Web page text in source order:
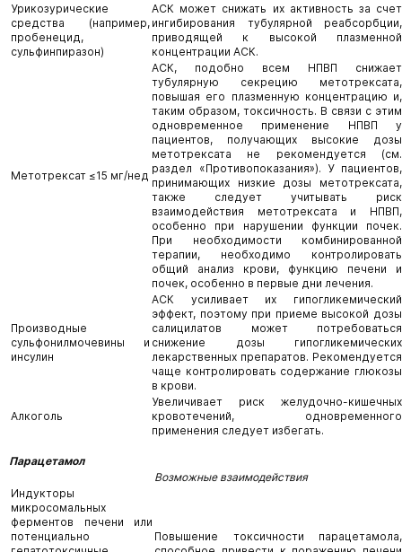
Урикозурические
средства (например,
пробенецид,
сульфинпиразон)
АСК может снижать их активность за счет
ингибирования тубулярной реабсорбции,
приводящей к высокой плазменной
концентрации АСК.
Метотрексат ≤15 мг/нед
АСК, подобно всем НПВП снижает
тубулярную секрецию метотрексата,
повышая его плазменную концентрацию и,
таким образом, токсичность. В связи с этим
одновременное применение НПВП у
пациентов, получающих высокие дозы
метотрексата не рекомендуется (см.
раздел «Противопоказания»). У пациентов,
принимающих низкие дозы метотрексата,
также следует учитывать риск
взаимодействия метотрексата и НПВП,
особенно при нарушении функции почек.
При необходимости комбинированной
терапии, необходимо контролировать
общий анализ крови, функцию печени и
почек, особенно в первые дни лечения.
Производные
сульфонилмочевины и
инсулин
АСК усиливает их гипогликемический
эффект, поэтому при приеме высокой дозы
салицилатов может потребоваться
снижение дозы гипогликемических
лекарственных препаратов. Рекомендуется
чаще контролировать содержание глюкозы
в крови.
Алкоголь
Увеличивает риск желудочно-кишечных
кровотечений, одновременного
применения следует избегать.
Парацетамол
Возможные взаимодействия
Индукторы
микросомальных
ферментов печени или
потенциально
Повышение токсичности парацетамола,